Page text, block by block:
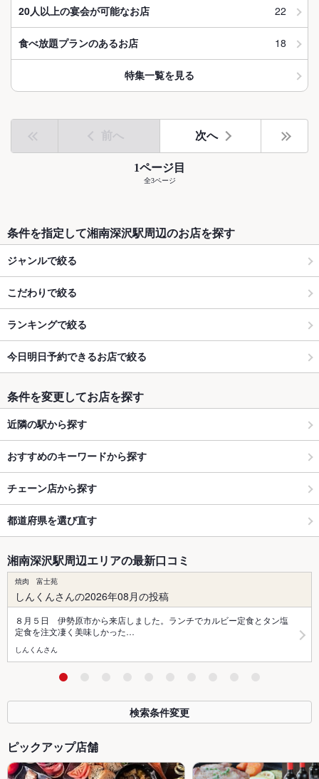
20人以上の宴会が可能なお店 22
食べ放題プランのあるお店 18
特集一覧を見る
前へ 次へ
1ページ目
全3ページ
条件を指定して湘南深沢駅周辺のお店を探す
ジャンルで絞る
こだわりで絞る
ランキングで絞る
今日明日予約できるお店で絞る
条件を変更してお店を探す
近隣の駅から探す
おすすめのキーワードから探す
チェーン店から探す
都道府県を選び直す
湘南深沢駅周辺エリアの最新口コミ
焼肉 富士苑
しんくんさんの2026年08月の投稿
８月５日 伊勢原市から来店しました。ランチでカルビー定食とタン塩
定食を注文凄く美味しかった…
しんくんさん
検索条件変更
ピックアップ店舗